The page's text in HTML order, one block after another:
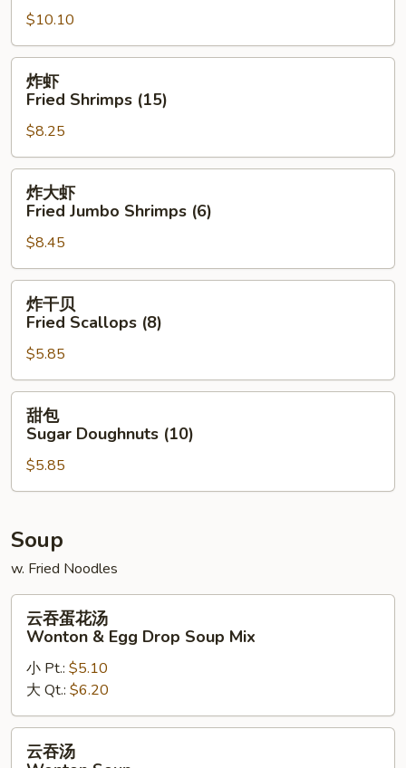
鸡
翅
Buffalo
Wings
(12)
$10.10
Fried
Shrimps
(15)
炸虾
Fried Shrimps (15)
$8.25
Fried
Jumbo
Shrimps
(6)
炸大虾
Fried Jumbo Shrimps (6)
$8.45
Fried
Scallops
(8)
炸干贝
Fried Scallops (8)
$5.85
Sugar
Doughnuts
(10)
甜包
Sugar Doughnuts (10)
$5.85
Soup
w. Fried Noodles
Wonton
&
Egg
云吞蛋花汤
Wonton & Egg Drop Soup Mix
小 Pt.: $5.10
大 Qt.: $6.20
云吞汤